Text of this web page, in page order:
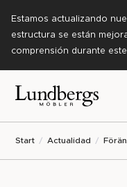
Estamos actualizando
estructura se están
comprensión durante
Start Actualidad